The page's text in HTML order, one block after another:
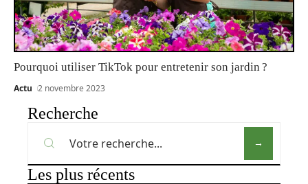
Pourquoi utiliser TikTok pour entretenir son jardin ?
Actu 2 novembre 2023
Recherche
Les plus récents